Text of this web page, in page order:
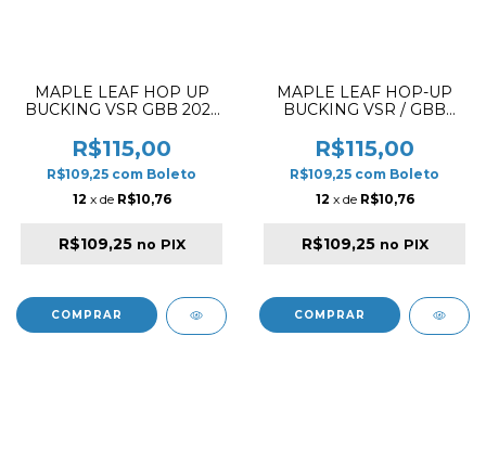
MAPLE LEAF HOP UP
BUCKING VSR GBB 2023
DESEPTICONS RUBBER
70º
R$115,00
R$109,25 com Boleto
12 x de R$10,76
R$109,25 no PIX
MAPLE LEAF HOP-UP
BUCKING VSR / GBB
AUTOBOT SILICONE 70º
R$115,00
R$109,25 com Boleto
12 x de R$10,76
R$109,25 no PIX